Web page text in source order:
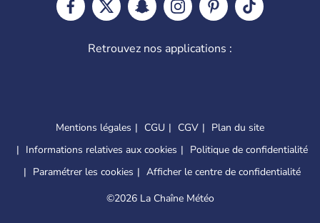
Retrouvez nos applications :
Mentions légales CGU CGV
Plan du site
Informations relatives aux cookies
Politique de confidentialité
Paramétrer les cookies
Afficher le centre de confidentialité
©2026 La Chaîne Météo